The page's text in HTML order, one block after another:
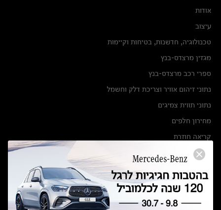
אודות
עיצוב
טכנולוגיה, חדשנות, בטיחות וקיימות
מגזין מרצדס-בנץ
ספרי רכב מרצדס-בנץ
נתוני זיהום אוויר וצריכת דלק וחשמל
נתוני תווית צמיגים
מחירון חלפים
קריאה חוזרת
הודעה על הטבות לרכבי מרצדס בהסדר פשרה בתצ 56447-02-19
תקנון ימי מכירות 120 לכלמוביל